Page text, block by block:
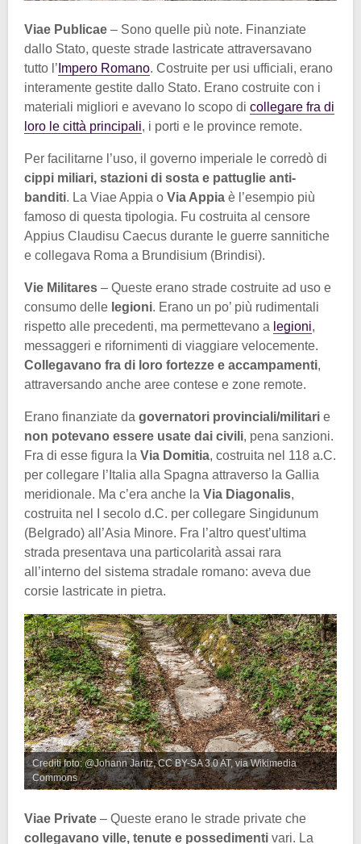
Viae Publicae – Sono quelle più note. Finanziate
dallo Stato, queste strade lastricate attraversavano
tutto l’ Impero Romano. Costruite per usi ufficiali, erano
interamente gestite dallo Stato. Erano costruite con i
materiali migliori e avevano lo scopo di collegare fra di
loro le città principali, i porti e le province remote.
Per facilitarne l’uso, il governo imperiale le corredò di
cippi miliari, stazioni di sosta e pattuglie anti-
banditi. La Viae Appia o Via Appia è l’esempio più
famoso di questa tipologia. Fu costruita al censore
Appius Claudisu Caecus durante le guerre sannitiche
e collegava Roma a Brundisium (Brindisi).
Vie Militares – Queste erano strade costruite ad uso e
consumo delle legioni. Erano un po’ più rudimentali
rispetto alle precedenti, ma permettevano a legioni,
messaggeri e rifornimenti di viaggiare velocemente.
Collegavano fra di loro fortezze e accampamenti,
attraversando anche aree contese e zone remote.
Erano finanziate da governatori provinciali/militari e
non potevano essere usate dai civili, pena sanzioni.
Fra di esse figura la Via Domitia, costruita nel 118 a.C.
per collegare l’Italia alla Spagna attraverso la Gallia
meridionale. Ma c’era anche la Via Diagonalis,
costruita nel I secolo d.C. per collegare Singidunum
(Belgrado) all’Asia Minore. Fra l’altro quest’ultima
strada presentava una particolarità assai rara
all’interno del sistema stradale romano: aveva due
corsie lastricate in pietra.
Crediti foto: @Johann Jaritz, CC BY-SA 3.0 AT, via Wikimedia
Commons
Viae Private – Queste erano le strade private che
collegavano ville, tenute e possedimenti vari. La